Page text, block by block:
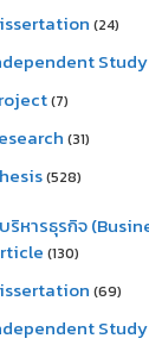
(24)
Study
(7)
(31)
(528)
ริหารธุรกิจ
(130)
(69)
Study